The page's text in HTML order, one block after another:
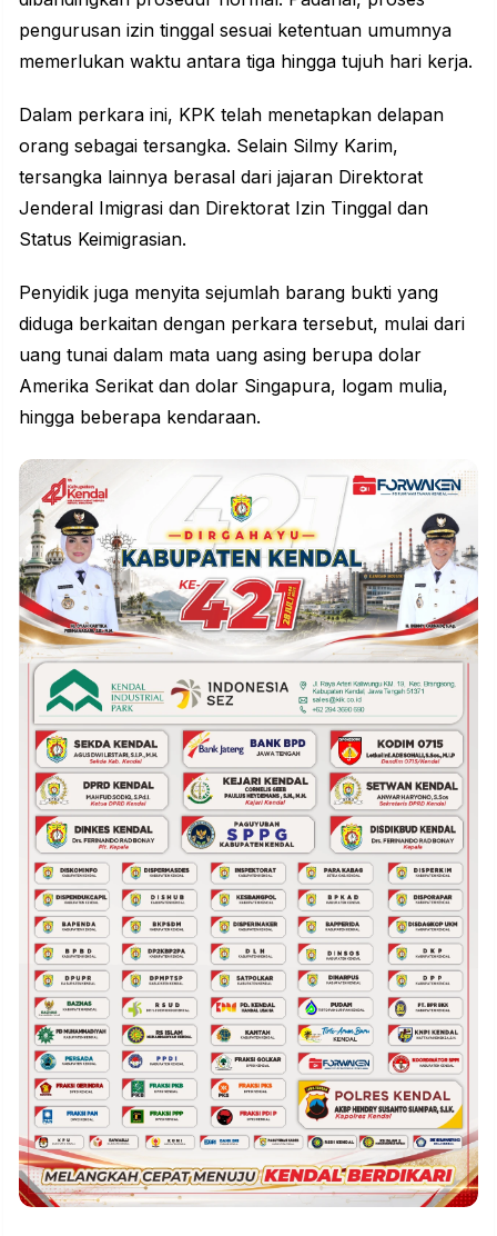
pengurusan izin tinggal sesuai ketentuan umumnya
memerlukan waktu antara tiga hingga tujuh hari kerja.
Dalam perkara ini, KPK telah menetapkan delapan
orang sebagai tersangka. Selain Silmy Karim,
tersangka lainnya berasal dari jajaran Direktorat
Jenderal Imigrasi dan Direktorat Izin Tinggal dan
Status Keimigrasian.
Penyidik juga menyita sejumlah barang bukti yang
diduga berkaitan dengan perkara tersebut, mulai dari
uang tunai dalam mata uang asing berupa dolar
Amerika Serikat dan dolar Singapura, logam mulia,
hingga beberapa kendaraan.